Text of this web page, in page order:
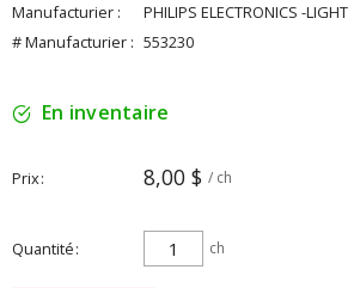
Manufacturier :
PHILIPS ELECTRONICS -LIGHT
# Manufacturier : 553230
En inventaire
Prix 8,00 $ / ch
Quantité ch